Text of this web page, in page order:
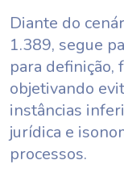
Diante do
1.389, segue
para definição,
objetivando
instâncias
jurídica e
processos.